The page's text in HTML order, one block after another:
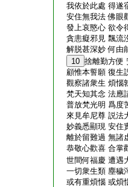
我依於此處 得遂
安住無我法 佛眼
發上哀愍心 欲令
貪恚癡邪見 飄流
解脱甚深妙 何由
10 捨離勤方便
顧惟本誓願 復生
觀察諸衆生 煩惱
梵天知其念 法應
普放梵光明 爲度
來見牟尼尊 説法
妙義悉顯現 安住
離於留難過 無諸
恭敬心歡喜 合掌
世間何福慶 遭遇
一切衆生類 塵穢
或有重煩惱 或煩